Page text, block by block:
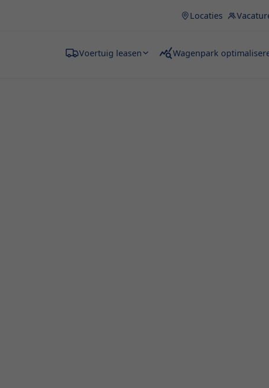
Locaties
Voertuig leasen Wagenpark